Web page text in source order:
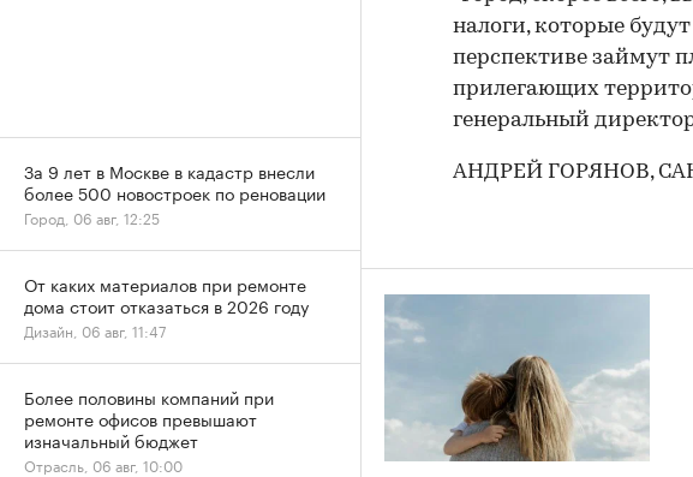
налоги, которые
перспективе займут
прилегающих
генеральный
АНДРЕЙ ГОРЯНОВ,
За 9 лет в Москве в кадастр внесли
более 500 новостроек по реновации
Город, 06 авг, 12:25
От каких материалов при ремонте
дома стоит отказаться в 2026 году
Дизайн, 06 авг, 11:47
Более половины компаний при
ремонте офисов превышают
изначальный бюджет
Отрасль, 06 авг, 10:00